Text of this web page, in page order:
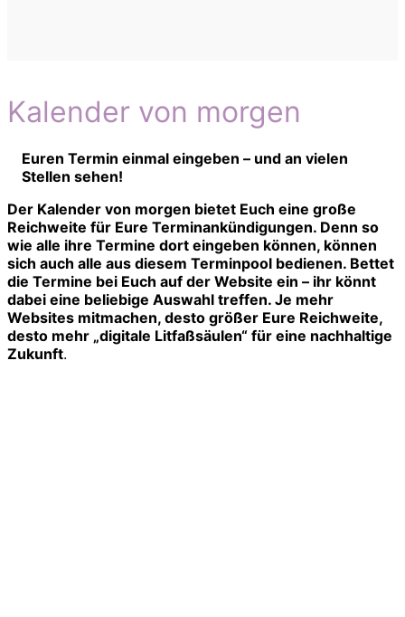
Kalender von morgen
Euren Termin einmal eingeben – und an vielen
Stellen sehen!
Der Kalender von morgen bietet Euch eine große
Reichweite für Eure Terminankündigungen. Denn so
wie alle ihre Termine dort eingeben können, können
sich auch alle aus diesem Terminpool bedienen. Bettet
die Termine bei Euch auf der Website ein – ihr könnt
dabei eine beliebige Auswahl treffen. Je mehr
Websites mitmachen, desto größer Eure Reichweite,
desto mehr „digitale Litfaßsäulen“ für eine nachhaltige
Zukunft.